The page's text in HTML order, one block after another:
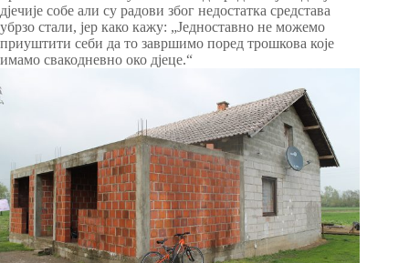
дјечије собе али су радови због недостатка средстава
убрзо стали, јер како кажу: „Једноставно не можемо
приуштити себи да то завршимо поред трошкова које
имамо свакодневно око дјеце.“